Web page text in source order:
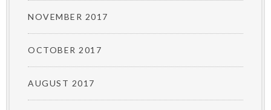
NOVEMBER 2017
OCTOBER 2017
AUGUST 2017